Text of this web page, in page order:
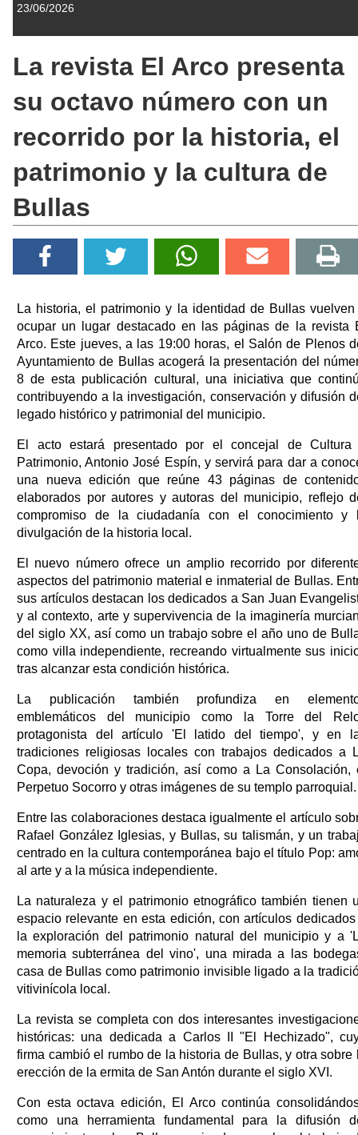
23/06/2026
La revista El Arco presenta
su octavo número con un
recorrido por la historia, el
patrimonio y la cultura de
Bullas
La historia, el patrimonio y la identidad de Bullas vuelven
ocupar un lugar destacado en las páginas de la revista
Arco. Este jueves, a las 19:00 horas, el Salón de Plenos
Ayuntamiento de Bullas acogerá la presentación del
8 de esta publicación cultural, una iniciativa que
contribuyendo a la investigación, conservación y difusión
legado histórico y patrimonial del municipio.
El acto estará presentado por el concejal de Cultura
Patrimonio, Antonio José Espín, y servirá para dar a
una nueva edición que reúne 43 páginas de
elaborados por autores y autoras del municipio, reflejo
compromiso de la ciudadanía con el conocimiento y
divulgación de la historia local.
El nuevo número ofrece un amplio recorrido por
aspectos del patrimonio material e inmaterial de Bullas.
sus artículos destacan los dedicados a San Juan
y al contexto, arte y supervivencia de la imaginería
del siglo XX, así como un trabajo sobre el año uno de
como villa independiente, recreando virtualmente sus
tras alcanzar esta condición histórica.
La publicación también profundiza en
emblemáticos del municipio como la Torre del
protagonista del artículo 'El latido del tiempo', y en
tradiciones religiosas locales con trabajos dedicados a
Copa, devoción y tradición, así como a La Consolación,
Perpetuo Socorro y otras imágenes de su templo parroquial.
Entre las colaboraciones destaca igualmente el artículo
Rafael González Iglesias, y Bullas, su talismán, y un
centrado en la cultura contemporánea bajo el título Pop:
al arte y a la música independiente.
La naturaleza y el patrimonio etnográfico también tienen
espacio relevante en esta edición, con artículos
la exploración del patrimonio natural del municipio y a
memoria subterránea del vino', una mirada a las
casa de Bullas como patrimonio invisible ligado a la
vitivinícola local.
La revista se completa con dos interesantes
históricas: una dedicada a Carlos II "El Hechizado",
firma cambió el rumbo de la historia de Bullas, y otra sobre
erección de la ermita de San Antón durante el siglo XVI.
Con esta octava edición, El Arco continúa
como una herramienta fundamental para la difusión